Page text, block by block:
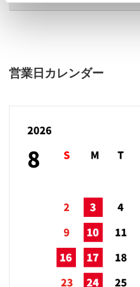
営業日カレンダー